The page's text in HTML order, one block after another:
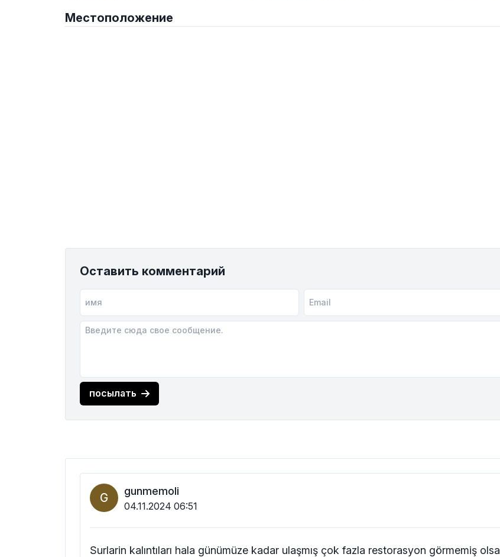
Местоположение
Оставить комментарий
посылать
G gunmemoli
04.11.2024 06:51
Surlarin kalıntıları hala günümüze kadar ulaşmış çok fazla restorasyon görmemiş olsa